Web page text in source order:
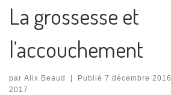
La grossesse et
l’accouchement
par Alix Beaud Publié 7 décembre 2016
2017